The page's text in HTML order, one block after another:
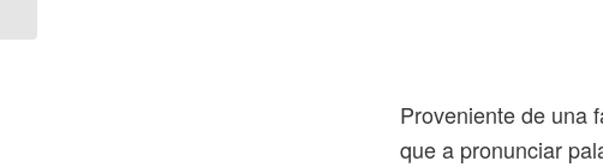
Proveniente de una
que a pronunciar